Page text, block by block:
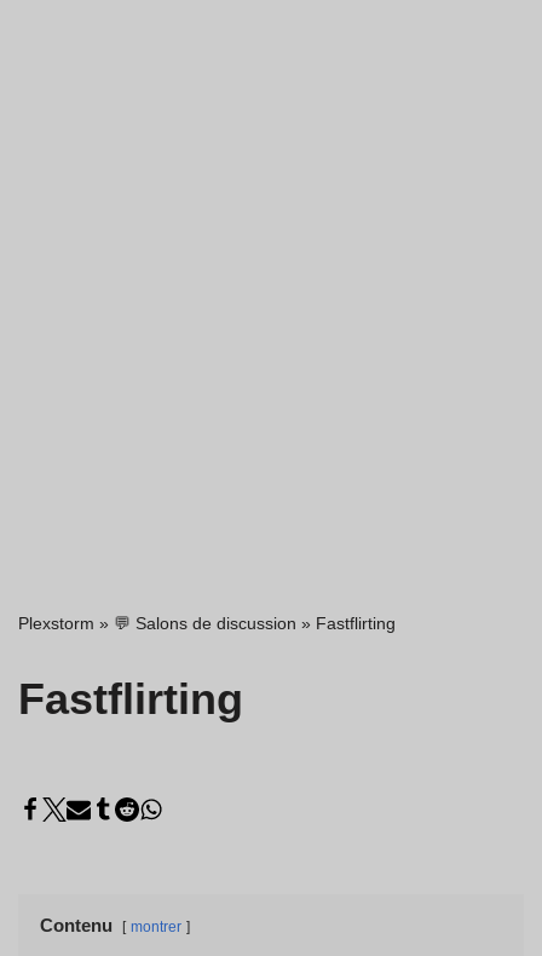
Plexstorm » 💬 Salons de discussion » Fastflirting
Fastflirting
Contenu montrer